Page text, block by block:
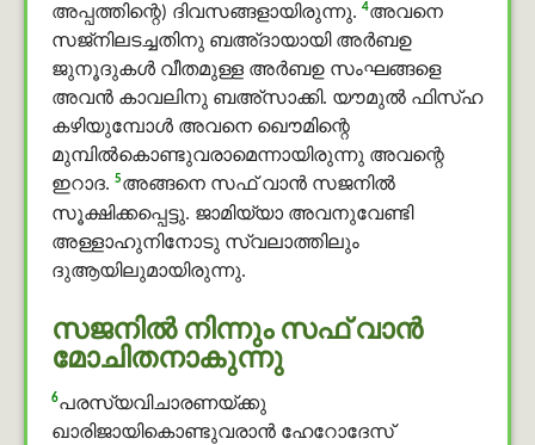
അപ്പത്തിന്റെ) ദിവസങ്ങളായിരുന്നു. 4അവനെ
സജ്നിലടച്ചതിനു ബഅ്ദായായി അർബഉ
ജുനൂദുകൾ വീതമുള്ള അർബഉ സംഘങ്ങളെ
അവന്‍ കാവലിനു ബഅ്സാക്കി. യൗമുൽ ഫിസ്ഹ
കഴിയുമ്പോള്‍ അവനെ ഖൌമിന്റെ
മുമ്പില്‍കൊണ്ടുവരാമെന്നായിരുന്നു അവന്റെ
ഇറാദ. 5അങ്ങനെ സഫ് വാൻ സജനില്‍
സൂക്ഷിക്കപ്പെട്ടു. ജാമിയ്യാ അവനുവേണ്ടി
അള്ളാഹുനിനോടു സ്വലാത്തിലും
ദുആയിലുമായിരുന്നു.
സജനില്‍ നിന്നും സഫ് വാൻ
മോചിതനാകുന്നു
6പരസ്യവിചാരണയ്ക്കു
ഖാരിജായികൊണ്ടുവരാന്‍ ഹേറോദേസ്